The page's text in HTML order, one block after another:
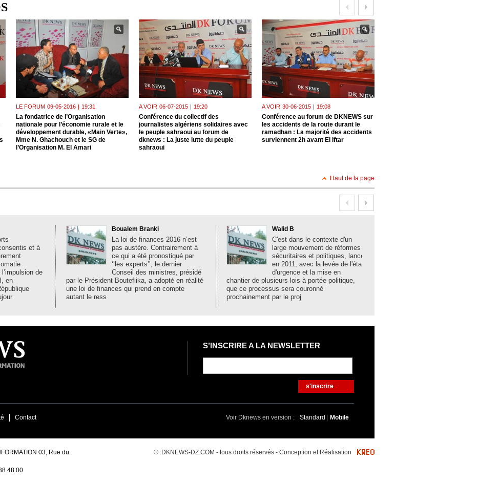
LE FORUM 09-05-2016 | 19:31
La fondatrice de l’Organisation
nationale pour l’économie rurale et le
développement durable, «Main Verte»,
Mme N. Ghachouch et le SG de
l’Organisation M. El Amari
A VOIR 06-07-2015 | 19:20
Conférence du collectif des
journalistes algériens solidaires avec
le peuple sahraoui au forum de
dknews : La juste lutte du peuple
sahraoui
A VOIR 30-06-2015 | 19:08
Conférence au forum de DKNEWS sur
les accidents de la route durant le
ramadhan : La majorité des accidents
surviennent 2h avant El Iftar
Haut de la page
et à
de
en
Boualem Branki
La loi de finances 2016 n’est
pas austère. Contrairement à
ce qui a été pronostiqué par
‘’les experts’’, le dernier
Conseil des ministres, présidé
par le Président Bouteflika, a adopté en réalité
une loi de finances qui prend en compte
autant le ress
Walid B
C'est dans le contexte d'un
large mouvement de réformes
sécuritaires et politiques, lancé
en 2011, avec la levée de l'état
d'urgence et la mise en
chantier de plusieurs lois à portée politique,
que ce processus sera couronné
prochainement par le proj
S’INSCRIRE A LA NEWSLETTER
s'inscrire
Contact Voir Dknews en version : Standard | Mobile
03, Rue du
© .DKNEWS-DZ.COM - tous droits réservés - Conception et Réalisation